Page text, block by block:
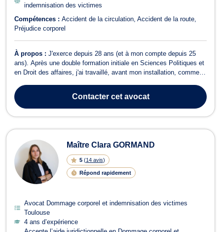
indemnisation des victimes
Compétences : Accident de la circulation Accident de la route
Préjudice corporel
À propos : J'exerce depuis 28 ans (et à mon compte depuis 25
ans). Après une double formation initiale en Sciences Politiques et
en Droit des affaires, j'ai travaillé, avant mon installation, comme
installation, j'ai choisi d'être généraliste, c'est à dire d'intervenir
auss...
Contactercet avocat
Maître Clara GORMAND
5 (14 avis)
Répond rapidement
Avocat Dommage corporel et indemnisation des victimes
Toulouse
4 ans d’expérience